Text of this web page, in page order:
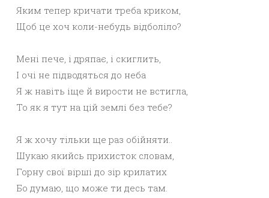
Яким тепер кричати треба криком,
Щоб це хоч коли-небудь відболіло?
Мені пече, і дряпає, і скиглить,
І очі не підводяться до неба
Я ж навіть іще й вирости не встигла,
То як я тут на цій землі без тебе?
Я ж хочу тільки ще раз обійняти..
Шукаю якийсь прихисток словам,
Горну свої вірші до зір крилатих
Бо думаю, що може ти десь там.